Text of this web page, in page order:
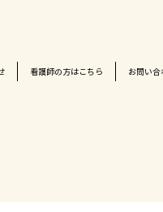
看護師の方はこちら お問い合